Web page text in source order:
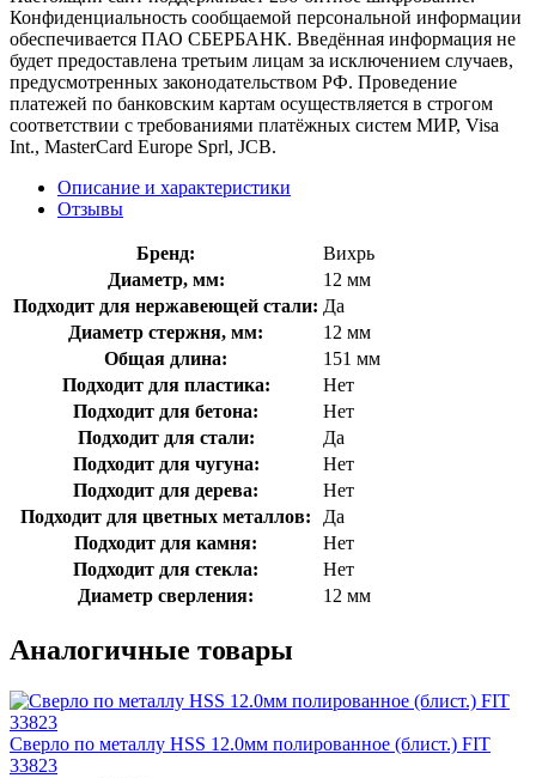
Конфиденциальность сообщаемой персональной информации
обеспечивается ПАО СБЕРБАНК. Введённая информация не
будет предоставлена третьим лицам за исключением случаев,
предусмотренных законодательством РФ. Проведение
платежей по банковским картам осуществляется в строгом
соответствии с требованиями платёжных систем МИР, Visa
Int., MasterCard Europe Sprl, JCB.
Описание и характеристики
Отзывы
Бренд:
Вихрь
Диаметр, мм:
12 мм
Подходит для нержавеющей стали: Да
Диаметр стержня, мм:
12 мм
Общая длина:
151 мм
Подходит для пластика:
Нет
Подходит для бетона:
Нет
Подходит для стали:
Да
Подходит для чугуна:
Нет
Подходит для дерева:
Нет
Подходит для цветных металлов:
Да
Подходит для камня:
Нет
Подходит для стекла:
Нет
Диаметр сверления:
12 мм
Аналогичные товары
Сверло по металлу HSS 12.0мм полированное (блист.) FIT
33823